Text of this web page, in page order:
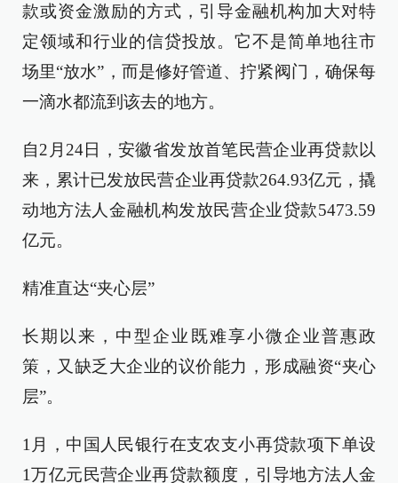
款或资金激励的方式，引导金融机构加大对特
定领域和行业的信贷投放。它不是简单地往市
场里“放水”，而是修好管道、拧紧阀门，确保每
一滴水都流到该去的地方。
自2月24日，安徽省发放首笔民营企业再贷款以
来，累计已发放民营企业再贷款264.93亿元，撬
动地方法人金融机构发放民营企业贷款5473.59
亿元。
精准直达“夹心层”
长期以来，中型企业既难享小微企业普惠政
策，又缺乏大企业的议价能力，形成融资“夹心
层”。
1月，中国人民银行在支农支小再贷款项下单设
1万亿元民营企业再贷款额度，引导地方法人金